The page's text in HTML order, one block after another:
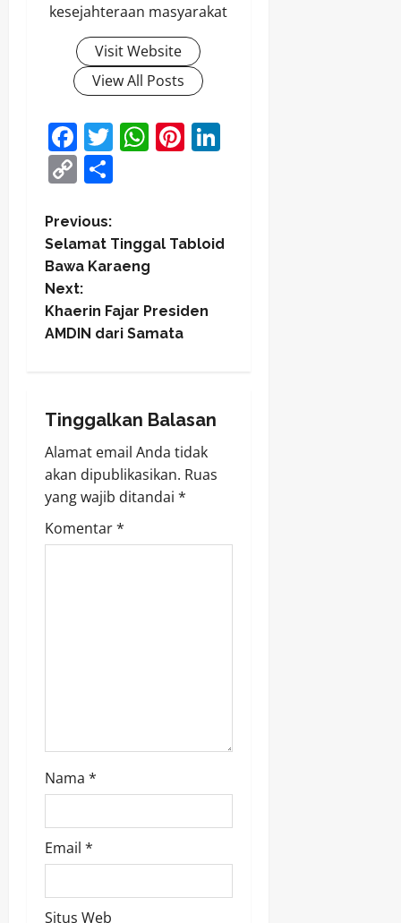
kesejahteraan masyarakat
Visit Website
View All Posts
Facebook
Twitter
WhatsApp
Pinterest
Copy
P
o
s
t
a
v
i
g
Previous:
Selamat Tinggal Tabloid
Bawa Karaeng
Next:
Khaerin Fajar Presiden
AMDIN dari Samata
Tinggalkan Balasan
Alamat email Anda tidak
akan dipublikasikan. Ruas
yang wajib ditandai *
Komentar*
Nama *
Email *
Situs Web